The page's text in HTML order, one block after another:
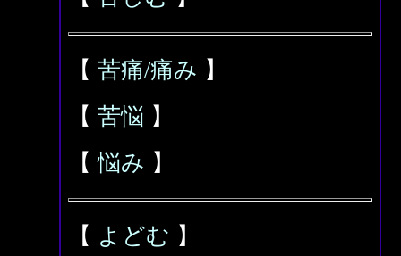
【 苦痛/痛み 】
【 苦悩 】
【悩み 】
【 よどむ 】